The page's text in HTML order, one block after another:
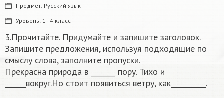
Предмет: Русский язык
Уровень: 1 - 4 класс
3.Прочитайте. Придумайте и запишите заголовок.
Запишите предложения, используя подходящие по
смыслу слова, заполните пропуски.
Прекрасна природа в _______ пору. Тихо и
______вокруг.Но стоит появиться ветру, как__________.